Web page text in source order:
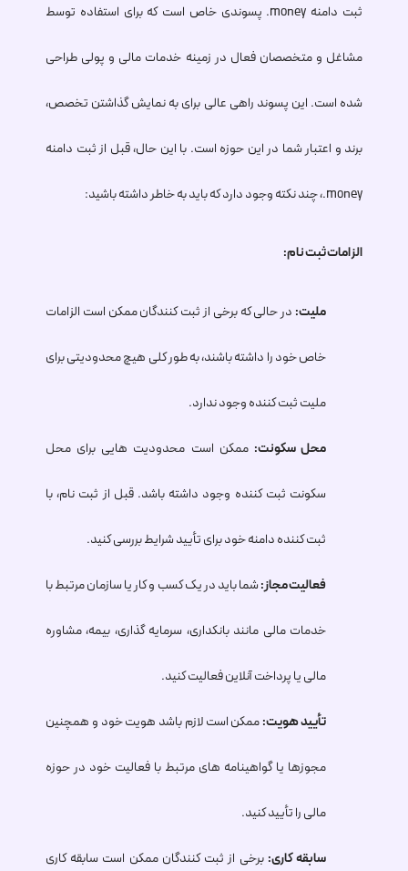
ثبت دامنه .money پسوندی خاص است که برای استفاده توسط
مشاغل و متخصصان فعال در زمینه خدمات مالی و پولی طراحی
شده است. این پسوند راهی عالی برای به نمایش گذاشتن تخصص،
برند و اعتبار شما در این حوزه است. با این حال، قبل از ثبت دامنه
.money، چند نکته وجود دارد که باید به خاطر داشته باشید:
الزامات ثبت نام:
ملیت: در حالی که برخی از ثبت کنندگان ممکن است الزامات
خاص خود را داشته باشند، به طور کلی هیچ محدودیتی برای
ملیت ثبت کننده وجود ندارد.
محل سکونت: ممکن است محدودیت هایی برای محل
سکونت ثبت کننده وجود داشته باشد. قبل از ثبت نام، با
ثبت کننده دامنه خود برای تأیید شرایط بررسی کنید.
فعالیت مجاز:شما باید در یک کسب و کار یا سازمان مرتبط با
خدمات مالی مانند بانکداری، سرمایه گذاری، بیمه، مشاوره
مالی یا پرداخت آنلاین فعالیت کنید.
تأیید هویت:ممکن است لازم باشد هویت خود و همچنین
مجوزها یا گواهینامه های مرتبط با فعالیت خود در حوزه
مالی را تأیید کنید.
سابقه کاری: برخی از ثبت کنندگان ممکن است سابقه کاری